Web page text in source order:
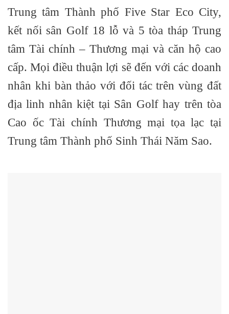
Trung tâm Thành phố Five Star Eco City,
kết nối sân Golf 18 lỗ và 5 tòa tháp Trung
tâm Tài chính – Thương mại và căn hộ cao
cấp. Mọi điều thuận lợi sẽ đến với các doanh
nhân khi bàn thảo với đối tác trên vùng đất
địa linh nhân kiệt tại Sân Golf hay trên tòa
Cao ốc Tài chính Thương mại tọa lạc tại
Trung tâm Thành phố Sinh Thái Năm Sao.